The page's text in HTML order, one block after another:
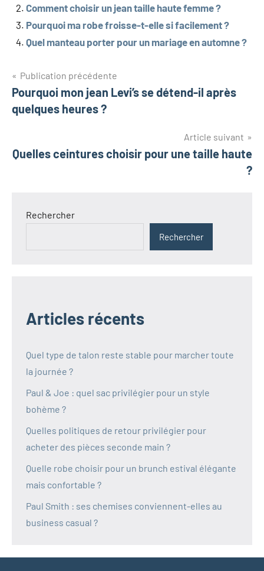
Comment choisir un jean taille haute femme ?
Pourquoi ma robe froisse-t-elle si facilement ?
Quel manteau porter pour un mariage en automne ?
Navigation
de
Publication précédente
Pourquoi mon jean Levi’s se détend-il après
quelques heures ?
Article suivant
Quelles ceintures choisir pour une taille haute
?
Rechercher
Rechercher
Articles récents
Quel type de talon reste stable pour marcher toute
la journée ?
Paul & Joe : quel sac privilégier pour un style
bohème ?
Quelles politiques de retour privilégier pour
acheter des pièces seconde main ?
Quelle robe choisir pour un brunch estival élégante
mais confortable ?
Paul Smith : ses chemises conviennent-elles au
business casual ?